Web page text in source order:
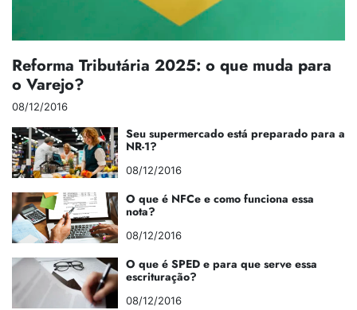
Reforma Tributária 2025: o que muda para
o Varejo?
08/12/2016
Seu supermercado está preparado para a
NR-1?
08/12/2016
O que é NFCe e como funciona essa
nota?
08/12/2016
O que é SPED e para que serve essa
escrituração?
08/12/2016